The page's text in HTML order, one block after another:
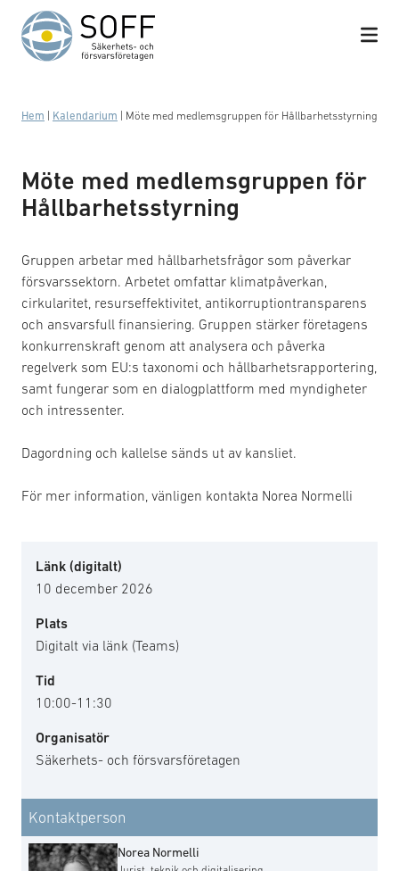
Hoppa till innehåll
Hem Kalendarium Möte med medlemsgruppen för Hållbarhetsstyrning
Möte med medlemsgruppen för
Hållbarhetsstyrning
Gruppen arbetar med hållbarhetsfrågor som påverkar
försvarssektorn. Arbetet omfattar klimatpåverkan,
cirkularitet, resurseffektivitet, antikorruptiontransparens
och ansvarsfull finansiering. Gruppen stärker företagens
konkurrenskraft genom att analysera och påverka
regelverk som EU:s taxonomi och hållbarhetsrapportering,
samt fungerar som en dialogplattform med myndigheter
och intressenter.
Dagordning och kallelse sänds ut av kansliet.
För mer information, vänligen kontakta Norea Normelli
Länk (digitalt)
10 december 2026
Plats
Digitalt via länk (Teams)
Tid
10:00-11:30
Organisatör
Säkerhets- och försvarsföretagen
Kontaktperson
Norea Normelli